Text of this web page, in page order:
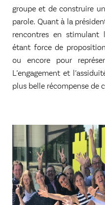
groupe et de construire
parole. Quant à la
rencontres en stimulant
étant force de
ou encore pour
L’engagement et
plus belle récompense de